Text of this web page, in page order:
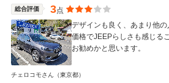
総合評価 3点
デザインも良く、あまり他
価格でJEEPらしさも感じる
お勧めかと思います。
チェロコモさん （東京都）